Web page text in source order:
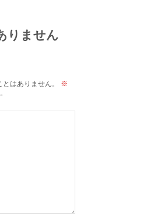
りません
はありません。
※